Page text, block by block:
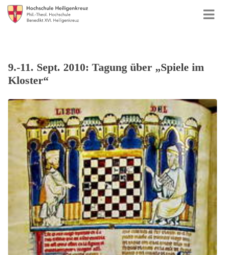
9.-11. Sept. 2010: Tagung über „Spiele im
Kloster“